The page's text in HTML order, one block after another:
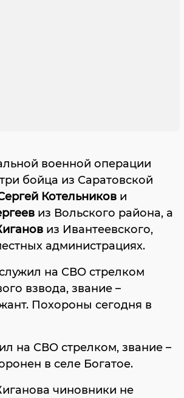
военной операции
бойца из Саратовской
Котельников и
из Вольского района, а
из Ивантеевского,
администрациях.
на СВО стрелком
взвода, звание –
Похороны сегодня в
на СВО стрелком, звание –
в селе Богатое.
чиновники не